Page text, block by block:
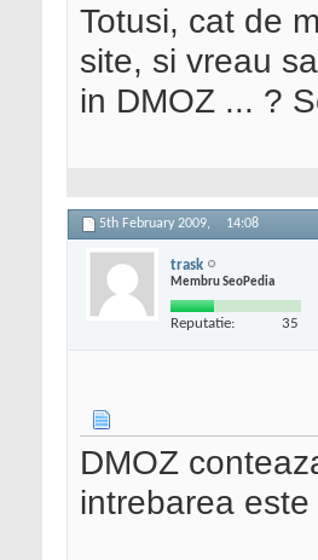
Totusi, cat de
site, si vreau
in DMOZ ... ?
5th February 2009, 14:08
trask
Membru SeoPedia
Reputatie: 35
DMOZ
intrebarea